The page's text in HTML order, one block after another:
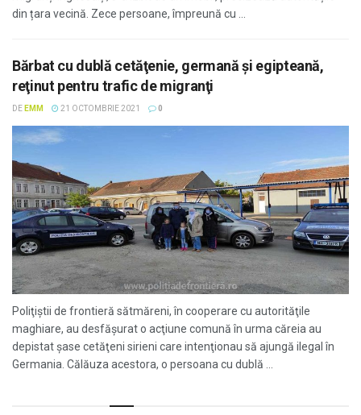
din țara vecină. Zece persoane, împreună cu ...
Bărbat cu dublă cetăţenie, germană şi egipteană,
reţinut pentru trafic de migranţi
DE EMM 21 OCTOMBRIE 2021 0
Poliţiştii de frontieră sătmăreni, în cooperare cu autorităţile
maghiare, au desfăşurat o acţiune comună în urma căreia au
depistat şase cetăţeni sirieni care intenţionau să ajungă ilegal în
Germania. Călăuza acestora, o persoana cu dublă ...